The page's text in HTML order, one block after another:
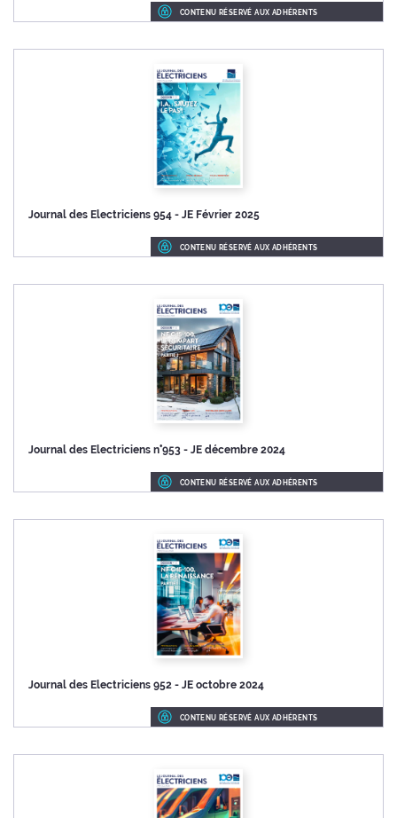
CONTENU RÉSERVÉ AUX ADHÉRENTS
Journal des Electriciens 954 - JE Février 2025
CONTENU RÉSERVÉ AUX ADHÉRENTS
Journal des Electriciens n°953 - JE décembre 2024
CONTENU RÉSERVÉ AUX ADHÉRENTS
Journal des Electriciens 952 - JE octobre 2024
CONTENU RÉSERVÉ AUX ADHÉRENTS